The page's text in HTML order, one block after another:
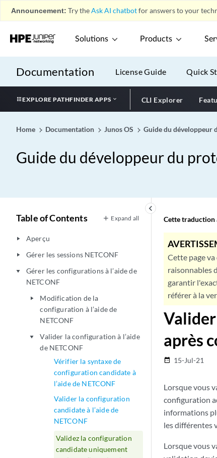
Announcement: Try theAsk AI chatbotfor answers to your
Solutions Products
Documentation License Guide Quick
EXPLORE PATHFINDER APPS CLI Explorer
Home Documentation Junos OS Guide du développeur
Guide du développeur du
keyboard_arrow_left
Table of Contents Expand all
play_arrow Aperçu
play_arrow Gérer les sessions NETCONF
play_arrow
Gérer les configurations à l’aide de
NETCONF
play_arrow
Modification de la
configuration à l’aide de
NETCONF
play_arrow
Valider la configuration à l’aide
de NETCONF
Vérifier la syntaxe de
configuration candidate à
l’aide de NETCONF
Valider la configuration
candidate à l’aide de
NETCONF
Validez la configuration
candidate uniquement
Cette traduction
Cette page
raisonnables
garantir
référer à la
après
date_range 15-Jul-21
Lorsque vous
configuration
informations
les différentes
Lorsque vous